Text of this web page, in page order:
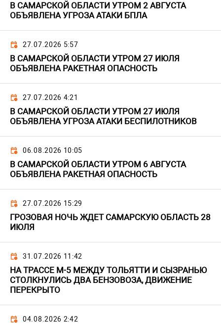
В САМАРСКОЙ ОБЛАСТИ УТРОМ 2 АВГУСТА
ОБЪЯВЛЕНА УГРОЗА АТАКИ БПЛА
27.07.2026 5:57
В САМАРСКОЙ ОБЛАСТИ УТРОМ 27 ИЮЛЯ
ОБЪЯВЛЕНА РАКЕТНАЯ ОПАСНОСТЬ
27.07.2026 4:21
В САМАРСКОЙ ОБЛАСТИ УТРОМ 27 ИЮЛЯ
ОБЪЯВЛЕНА УГРОЗА АТАКИ БЕСПИЛОТНИКОВ
06.08.2026 10:05
В САМАРСКОЙ ОБЛАСТИ УТРОМ 6 АВГУСТА
ОБЪЯВЛЕНА РАКЕТНАЯ ОПАСНОСТЬ
27.07.2026 15:29
ГРОЗОВАЯ НОЧЬ ЖДЕТ САМАРСКУЮ ОБЛАСТЬ 28
ИЮЛЯ
31.07.2026 11:42
НА ТРАССЕ М-5 МЕЖДУ ТОЛЬЯТТИ И СЫЗРАНЬЮ
СТОЛКНУЛИСЬ ДВА БЕНЗОВОЗА, ДВИЖЕНИЕ
ПЕРЕКРЫТО
04.08.2026 2:42